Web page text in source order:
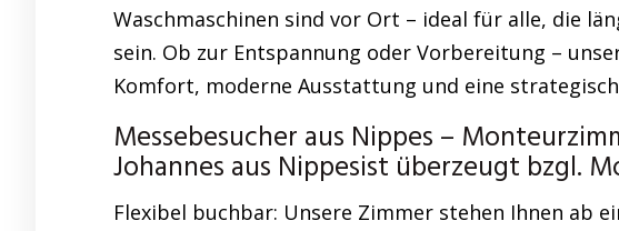
Waschmaschinen sind vor Ort – ideal für alle, die
sein. Ob zur Entspannung oder Vorbereitung –
Komfort, moderne Ausstattung und eine strategisch
Messebesucher aus Nippes –
Johannes aus Nippesist überzeugt bzgl.
Flexibel buchbar: Unsere Zimmer stehen Ihnen ab